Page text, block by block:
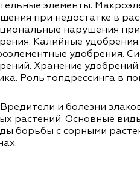
элементы.
при недостатке в
нарушения при
Калийные
удобрения.
Хранение
Роль топдрессинга в
и болезни
растений. Основные
борьбы с сорными